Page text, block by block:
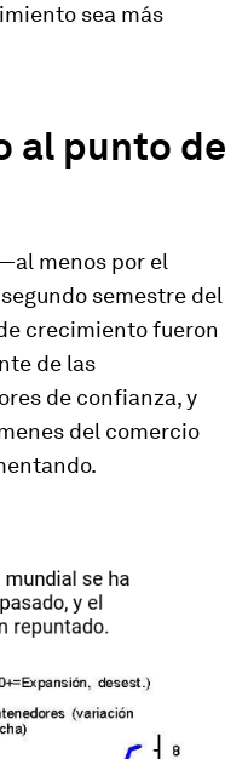
sea más
al punto de
menos por el
semestre del
crecimiento fueron
de las
de confianza, y
del comercio